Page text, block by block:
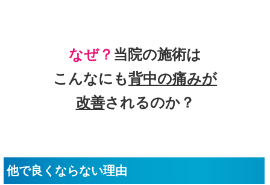
なぜ？ 当院の施術は
こんなにも背中の痛みが
改善されるのか？
他で良くならない理由